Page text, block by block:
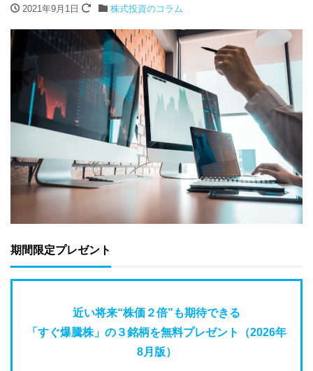
2021年9月1日 株式投資のコラム
期間限定プレゼント
近い将来“株価２倍”も期待できる
「すぐ爆騰株」の３銘柄を無料プレゼント（2026年
8月版）